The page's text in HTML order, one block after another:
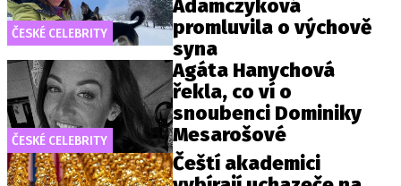
ČESKÉ CELEBRITY
Adamczyková
promluvila o výchově
syna
ČESKÉ CELEBRITY
Agáta Hanychová
řekla, co ví o
snoubenci Dominiky
Mesarošové
Čeští akademici